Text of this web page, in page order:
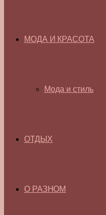
МОДА И КРАСОТА
Мода и стиль
ОТДЫХ
О РАЗНОМ